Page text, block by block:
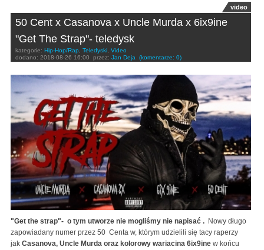
video
50 Cent x Casanova x Uncle Murda x 6ix9ine
"Get The Strap"- teledysk
kategorie: Hip-Hop/Rap, Teledyski, Video
dodano: 2018-08-26 16:00 przez: Jan Deja (komentarze: 0)
"Get the strap"- o tym utworze nie mogliśmy nie napisać . Nowy długo
zapowiadany numer przez 50 Centa w, którym udzielili się tacy raperzy
jak Casanova, Uncle Murda oraz kolorowy wariacina 6ix9ine w końcu